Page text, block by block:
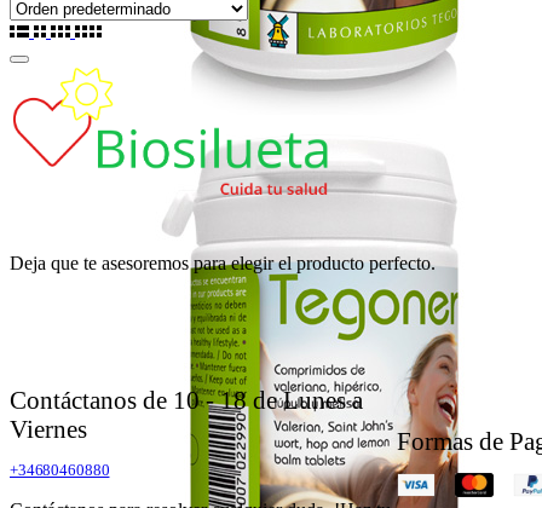
Deja que te asesoremos para elegir el producto perfecto.
Contáctanos de 10 - 18 de Lunes a
Viernes
+34680460880
Formas de